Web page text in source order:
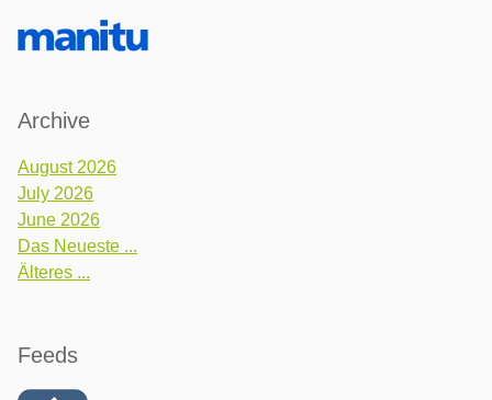
Archive
August 2026
July 2026
June 2026
Das Neueste ...
Älteres ...
Feeds